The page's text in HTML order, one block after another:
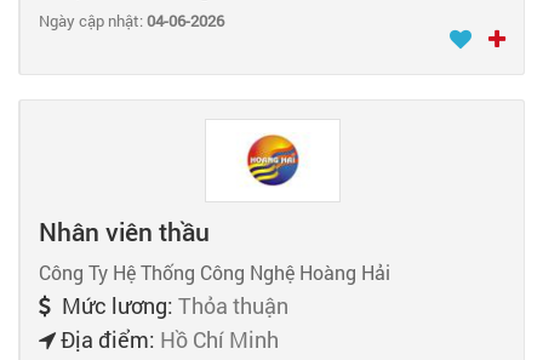
Ngày cập nhật:04-06-2026
Nhân viên thầu
Công Ty Hệ Thống Công Nghệ Hoàng Hải
Mức lương: Thỏa thuận
Địa điểm: Hồ Chí Minh